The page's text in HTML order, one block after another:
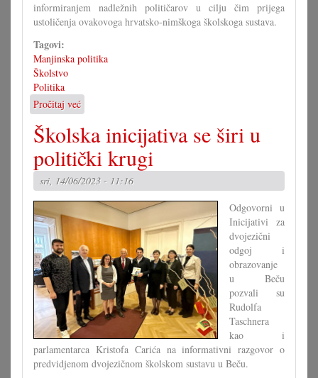
informiranjem nadležnih političarov u cilju čim prijega
ustoličenja ovakovoga hrvatsko-nimškoga školskoga sustava.
Tagovi:
Manjinska politika
Školstvo
Politika
Pročitaj već
Hrvatsko-
nimški
odgojni
i
obrazovni
sistem
za
Beč
Školska inicijativa se širi u
politički krugi
sri, 14/06/2023 - 11:16
Odgovorni u
Inicijativi za
dvojezični
odgoj i
obrazovanje
u Beču
pozvali su
Rudolfa
Taschnera
kao i
parlamentarca Kristofa Carića na informativni razgovor o
predvidjenom dvojezičnom školskom sustavu u Beču.